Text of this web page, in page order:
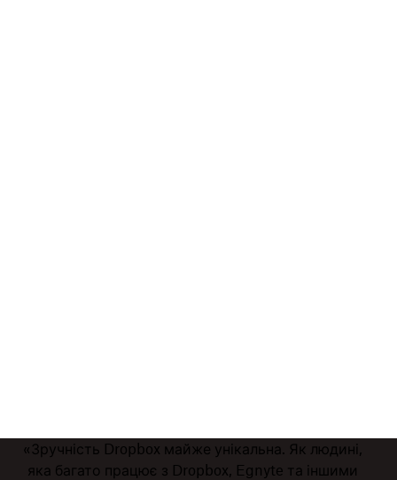
«Зручність Dropbox майже унікальна. Як людині,
яка багато працює з Dropbox, Egnyte та іншими